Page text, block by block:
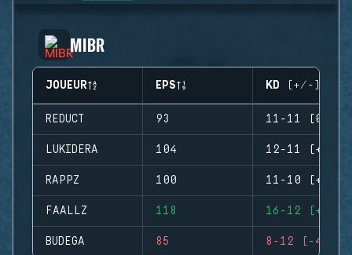
MIBR
JOUEUR EPS KD (+/-)
REDUCT 93 11-11 (0)
LUKIDERA 104 12-11 (+1)
RAPPZ 100 11-10 (+1)
FAALLZ 118 16-12 (+4)
BUDEGA 85 8-12 (-4)